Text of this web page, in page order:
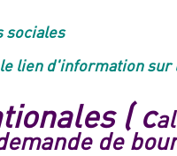
sociales
lien d'information
( c
de